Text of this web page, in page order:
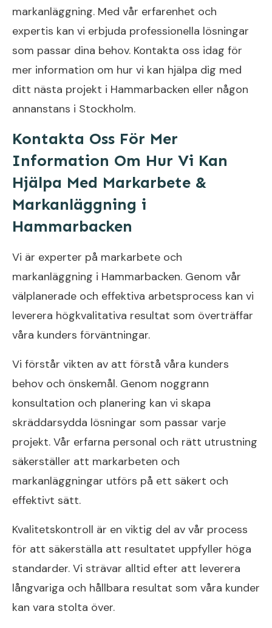
markanläggning. Med vår erfarenhet och
expertis kan vi erbjuda professionella lösningar
som passar dina behov. Kontakta oss idag för
mer information om hur vi kan hjälpa dig med
ditt nästa projekt i Hammarbacken eller någon
annanstans i Stockholm.
Kontakta Oss För Mer
Information Om Hur Vi Kan
Hjälpa Med Markarbete &
Markanläggning i
Hammarbacken
Vi är experter på markarbete och
markanläggning i Hammarbacken. Genom vår
välplanerade och effektiva arbetsprocess kan vi
leverera högkvalitativa resultat som överträffar
våra kunders förväntningar.
Vi förstår vikten av att förstå våra kunders
behov och önskemål. Genom noggrann
konsultation och planering kan vi skapa
skräddarsydda lösningar som passar varje
projekt. Vår erfarna personal och rätt utrustning
säkerställer att markarbeten och
markanläggningar utförs på ett säkert och
effektivt sätt.
Kvalitetskontroll är en viktig del av vår process
för att säkerställa att resultatet uppfyller höga
standarder. Vi strävar alltid efter att leverera
långvariga och hållbara resultat som våra kunder
kan vara stolta över.